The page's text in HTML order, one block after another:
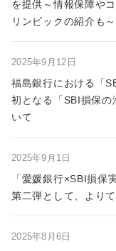
を提供～情報保障や
リンピックの紹介も～
2025年9月12日
福島銀行における「
初となる「SBI損保の
いて
2025年9月1日
「愛媛銀行×SBI損保
第二弾として、より
2025年8月6日